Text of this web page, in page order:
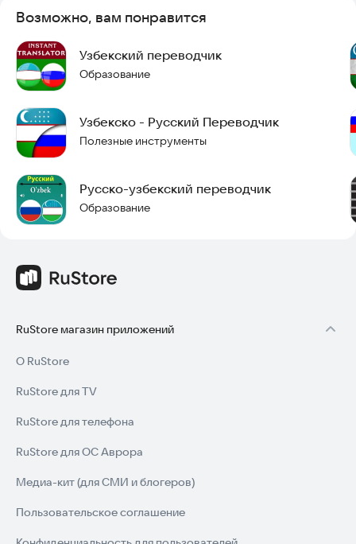
Возможно, вам понравится
Узбекский переводчик
Образование
Узбекско - Русский Переводчик
Полезные инструменты
Русско-узбекский переводчик
Образование
RuStore магазин приложений
О RuStore
RuStore для TV
RuStore для телефона
RuStore для ОС Аврора
Медиа-кит (для СМИ и блогеров)
Пользовательское соглашение